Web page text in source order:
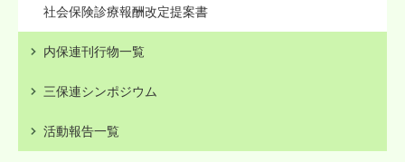
社会保険診療報酬改定提案書
内保連刊行物一覧
三保連シンポジウム
活動報告一覧